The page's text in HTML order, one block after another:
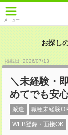
メニュー
お探し
掲載日 :2026/07/13
＼未経験・
めてでも安
派遣 職種未経験
WEB登録・面接OK